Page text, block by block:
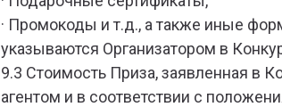
· Промокоды и т.д., а также иные
указываются Организатором в
9.3 Стоимость Приза, заявленная в
агентом и в соответствии с